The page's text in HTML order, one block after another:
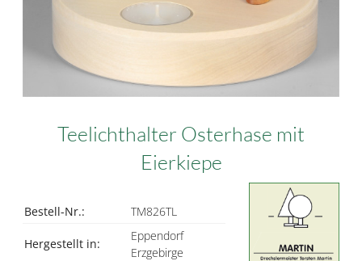
Teelichthalter Osterhase mit
Eierkiepe
Bestell-Nr.: TM826TL
Hergestellt in:
Eppendorf
Erzgebirge